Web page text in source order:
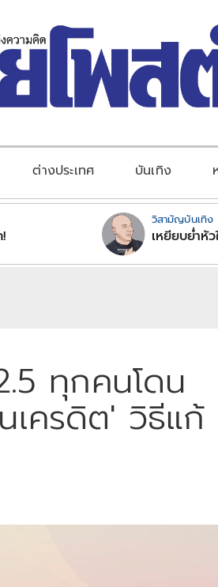
ต่างประเทศ บันเทิง
วิสามัญบันเทิง
เหยียบย่ำหัว
ทุกคนโดน
เครดิต' วิธีแก้